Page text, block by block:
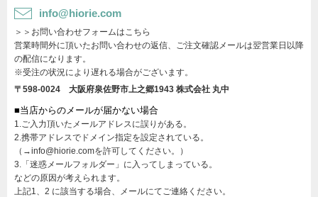
info@hiorie.com
＞＞お問い合わせフォームはこちら
営業時間外に頂いたお問い合わせの返信、ご注文確認メールは翌営業日以降
の配信になります。
※受注の状況により遅れる場合がございます。
〒598-0024 大阪府泉佐野市上之郷1943 株式会社 丸中
■当店からのメールが届かない場合
1.ご入力頂いたメールアドレスに誤りがある。
2.携帯アドレスでドメイン指定を設定されている。
（→info@hiorie.comを許可してください。）
3.「迷惑メールフォルダー」に入ってしまっている。
などの原因が考えられます。
上記1、2 に該当する場合、メールにてご連絡ください。